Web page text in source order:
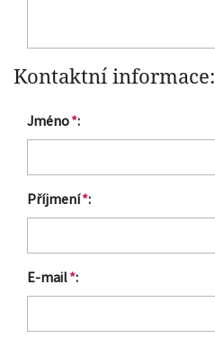
Kontaktní informace:
Jméno*:
Příjmení*:
E-mail*: